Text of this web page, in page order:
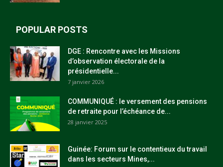
POPULAR POSTS
DGE : Rencontre avec les Missions
d’observation électorale de la
présidentielle...
7 janvier 2026
COMMUNIQUÉ : le versement des pensions
de retraite pour l’échéance de...
28 janvier 2025
Guinée: Forum sur le contentieux du travail
dans les secteurs Mines,...